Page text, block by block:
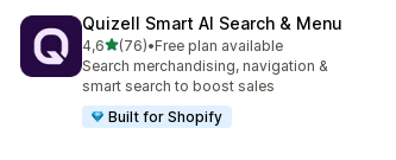
Quizell Smart AI Search & Menu
4,6na 5 gwiazdek
(76)
Łączna liczba recenzji: 76
•Free plan available
Search merchandising, navigation &
smart search to boost sales
Built for Shopify